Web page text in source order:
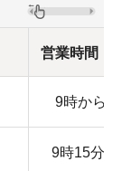
営業時間
9時から
9時15分